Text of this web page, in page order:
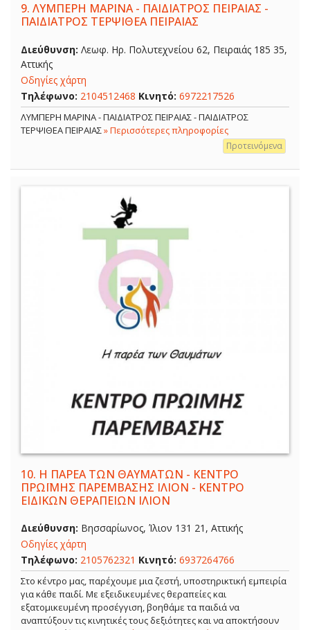
9. ΛΥΜΠΕΡΗ ΜΑΡΙΝΑ - ΠΑΙΔΙΑΤΡΟΣ ΠΕΙΡΑΙΑΣ -
ΠΑΙΔΙΑΤΡΟΣ ΤΕΡΨΙΘΕΑ ΠΕΙΡΑΙΑΣ
Διεύθυνση: Λεωφ. Ηρ. Πολυτεχνείου 62, Πειραιάς 185 35,
Αττικής
Οδηγίες χάρτη
Τηλέφωνο: 2104512468 Κινητό: 6972217526
ΛΥΜΠΕΡΗ ΜΑΡΙΝΑ - ΠΑΙΔΙΑΤΡΟΣ ΠΕΙΡΑΙΑΣ - ΠΑΙΔΙΑΤΡΟΣ
ΤΕΡΨΙΘΕΑ ΠΕΙΡΑΙΑΣ» Περισσότερες πληροφορίες
Προτεινόμενα
10. Η ΠΑΡΕΑ ΤΩΝ ΘΑΥΜΑΤΩΝ - ΚΕΝΤΡΟ
ΠΡΩΪΜΗΣ ΠΑΡΕΜΒΑΣΗΣ ΙΛΙΟΝ - ΚΕΝΤΡΟ
ΕΙΔΙΚΩΝ ΘΕΡΑΠΕΙΩΝ ΙΛΙΟΝ
Διεύθυνση: Βησσαρίωνος, Ίλιον 131 21, Αττικής
Οδηγίες χάρτη
Τηλέφωνο: 2105762321 Κινητό: 6937264766
Στο κέντρο μας, παρέχουμε μια ζεστή, υποστηρικτική εμπειρία
για κάθε παιδί. Με εξειδικευμένες θεραπείες και
εξατομικευμένη προσέγγιση, βοηθάμε τα παιδιά να
αναπτύξουν τις κινητικές τους δεξιότητες και να αποκτήσουν